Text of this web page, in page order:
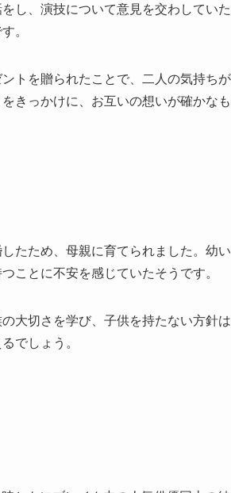
し、演技について意見を交わしていた
。
トを贈られたことで、二人の気持ち
きっかけに、お互いの想いが確かなも
たため、母親に育てられました。幼
ことに不安を感じていたそうです。
大切さを学び、子供を持たない方針
でしょう。